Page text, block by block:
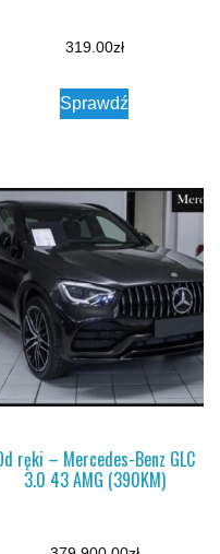
319.00zł
Sprawdź
ręki – Mercedes-Benz GLC
3.0 43 AMG (390KM)